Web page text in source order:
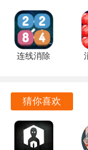
游戏优势
游戏界面友好，
通过精心设计的角
社交系统的引入
1.0.139.0
手机版
连线消除
猜你喜欢